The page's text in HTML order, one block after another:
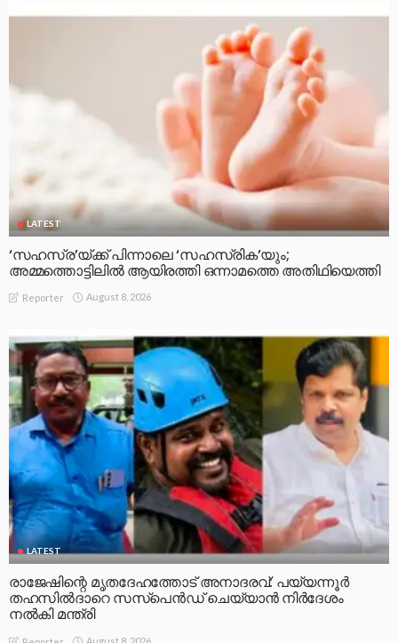
LATEST
രാജേഷിന്റെ മൃതദേഹത്തോട് അനാദരവ്: പയ്യന്നൂർ
തഹസിൽദാറെ സസ്പെൻഡ് ചെയ്യാൻ നിർദേശം
നൽകി മന്ത്രി
Reporter August 8, 2026
LATEST POLICE &CRIME
പോക്സോ കേസിൽ ഗുണ്ടാ തലവൻ സാഗേഷ് കുമ്പാളി
അറസ്റ്റിൽ.